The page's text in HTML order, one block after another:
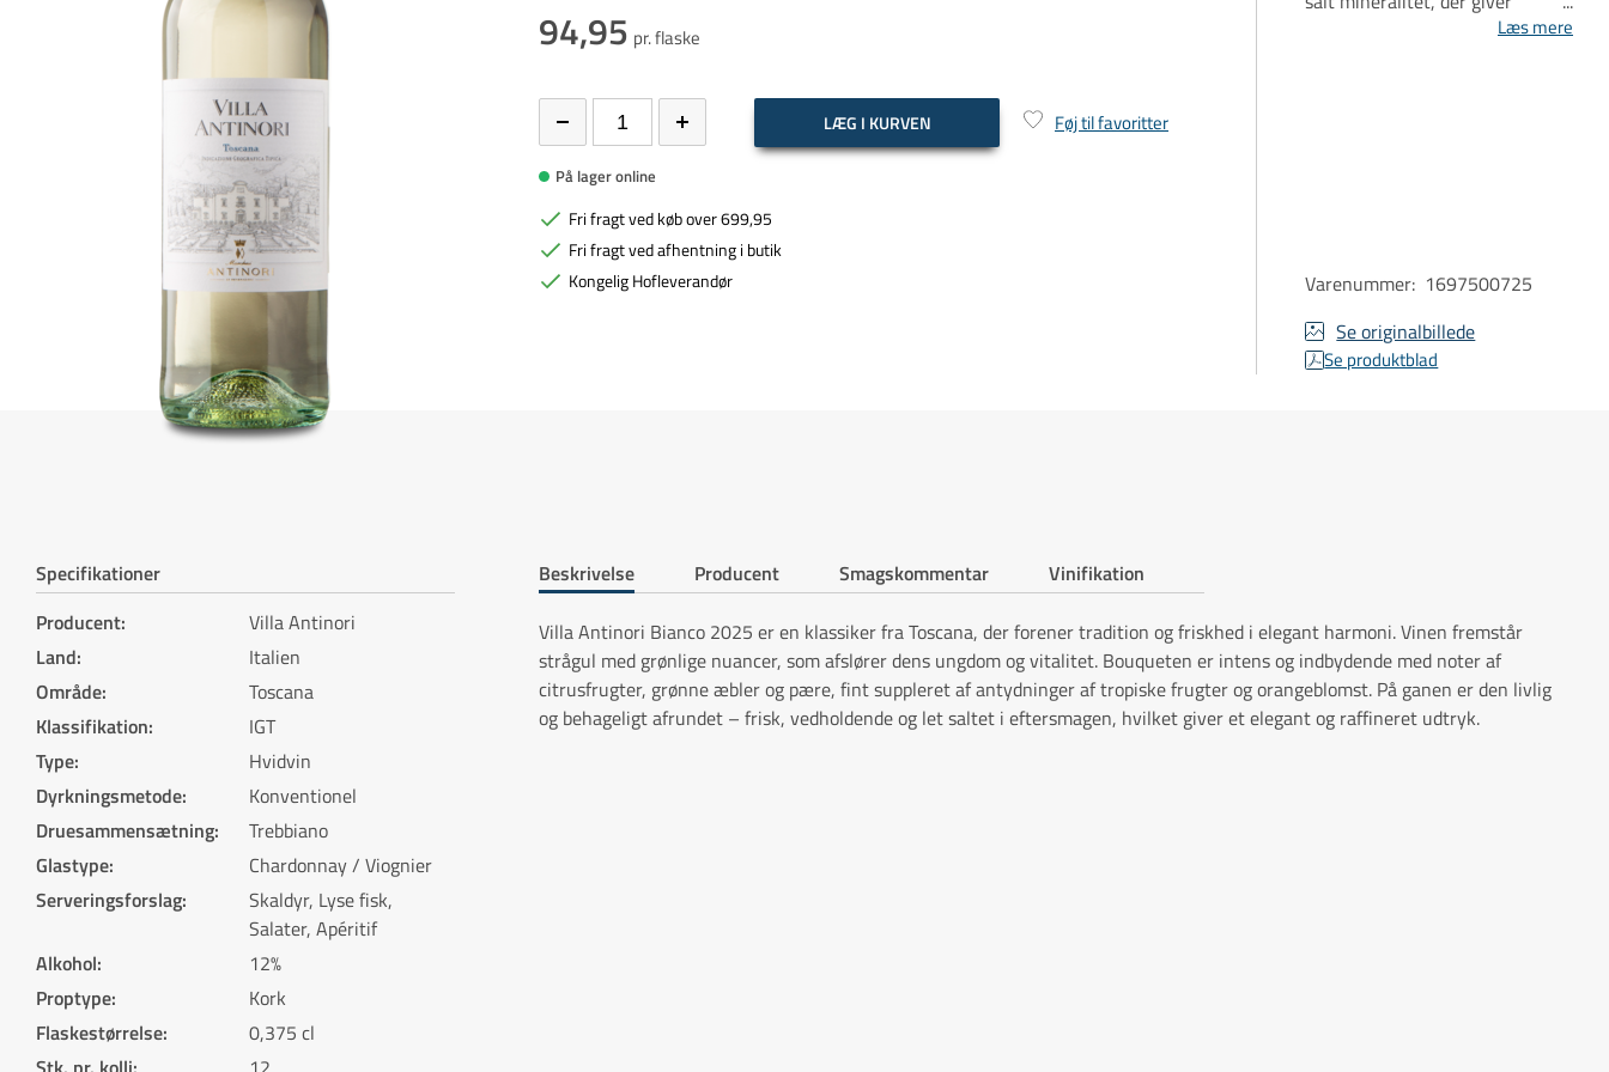
94,95 pr. flaske
LÆG I KURVEN Føj til favoritter
På lager online
Fri fragt ved køb over 699,95
Fri fragt ved afhentning i butik
Kongelig Hofleverandør
Læs mere
Varenummer: 1697500725
Se originalbillede
Se produktblad
Specifikationer
Producent:
Villa Antinori
Land:
Italien
Område:
Toscana
Klassifikation:
IGT
Type:
Hvidvin
Dyrkningsmetode:
Konventionel
Druesammensætning:
Trebbiano
Glastype:
Chardonnay / Viognier
Serveringsforslag:
Skaldyr, Lyse fisk,
Salater, Apéritif
Alkohol:
12%
Proptype:
Kork
Flaskestørrelse:
0,375 cl
Beskrivelse Producent Smagskommentar Vinifikation
Villa Antinori Bianco 2025 er en klassiker fra Toscana, der forener tradition og friskhed i elegant harmoni. Vinen fremstår
strågul med grønlige nuancer, som afslører dens ungdom og vitalitet. Bouqueten er intens og indbydende med noter af
citrusfrugter, grønne æbler og pære, fint suppleret af antydninger af tropiske frugter og orangeblomst. På ganen er den livlig
og behageligt afrundet – frisk, vedholdende og let saltet i eftersmagen, hvilket giver et elegant og raffineret udtryk.